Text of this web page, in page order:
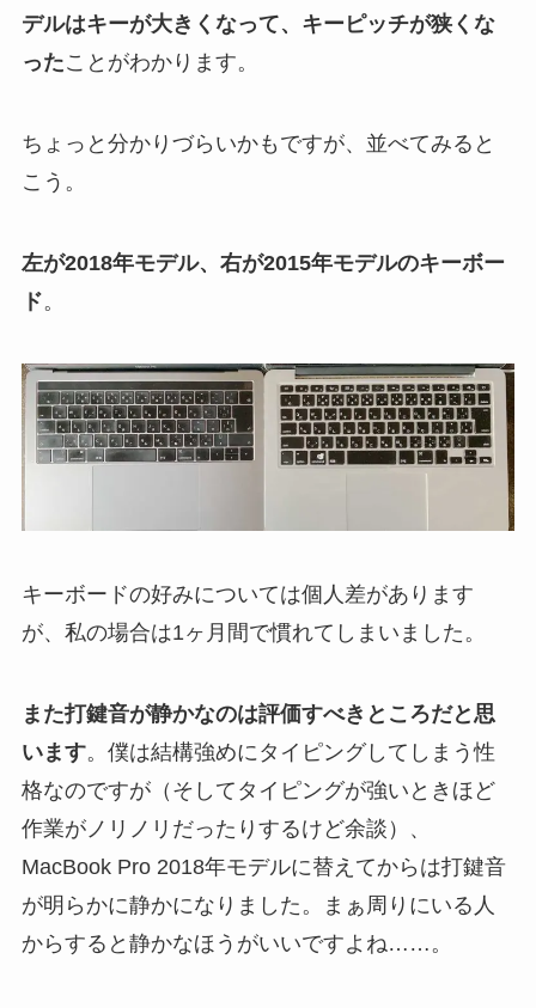
デルはキーが大きくなって、キーピッチが狭くな
ったことがわかります。
ちょっと分かりづらいかもですが、並べてみると
こう。
左が2018年モデル、右が2015年モデルのキーボー
ド。
キーボードの好みについては個人差があります
が、私の場合は1ヶ月間で慣れてしまいました。
また打鍵音が静かなのは評価すべきところだと思
います。僕は結構強めにタイピングしてしまう性
格なのですが（そしてタイピングが強いときほど
作業がノリノリだったりするけど余談）、
MacBook Pro 2018年モデルに替えてからは打鍵音
が明らかに静かになりました。まぁ周りにいる人
からすると静かなほうがいいですよね……。